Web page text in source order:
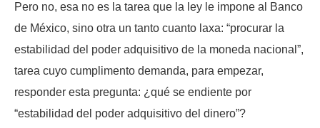
Pero no, esa no es la tarea que la ley le impone al Banco
de México, sino otra un tanto cuanto laxa: “procurar la
estabilidad del poder adquisitivo de la moneda nacional”,
tarea cuyo cumplimento demanda, para empezar,
responder esta pregunta: ¿qué se endiente por
“estabilidad del poder adquisitivo del dinero”?